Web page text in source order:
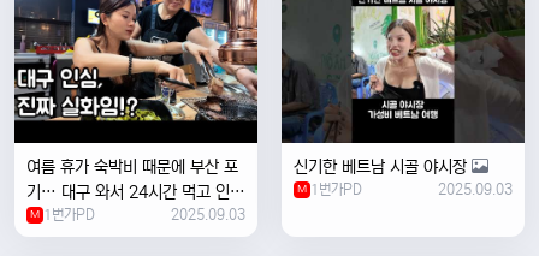
여름 휴가 숙박비 때문에 부산 포
기… 대구 와서 24시간 먹고 인생
위로받았습니다
M 1번가PD 2025.09.03
신기한 베트남 시골 야시장
M 1번가PD 2025.09.03